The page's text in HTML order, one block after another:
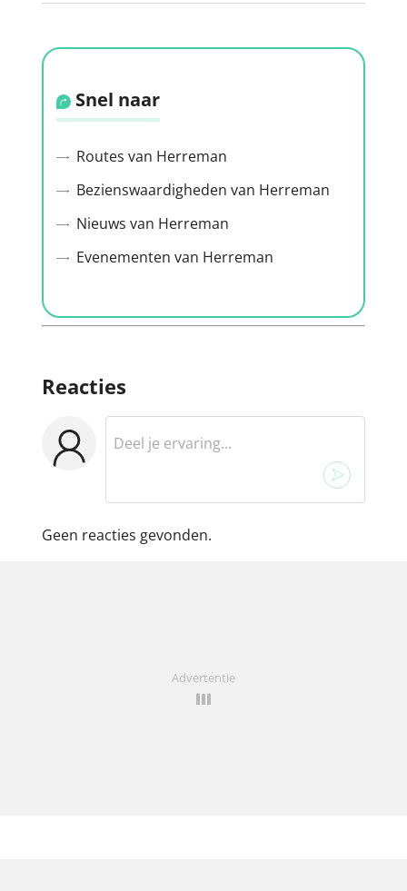
Snel naar
Routes van Herreman
Bezienswaardigheden van Herreman
Nieuws van Herreman
Evenementen van Herreman
Reacties
Geen reacties gevonden.
Advertentie